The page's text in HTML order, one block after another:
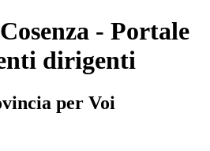
- Portale
dirigenti
per Voi